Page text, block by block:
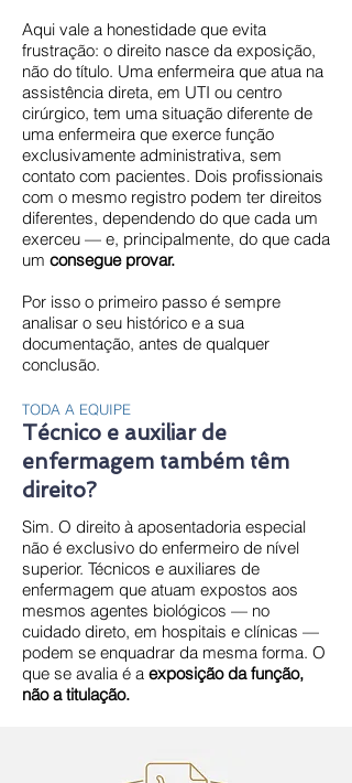
Aqui vale a honestidade que evita
frustração: o direito nasce da exposição,
não do título. Uma enfermeira que atua na
assistência direta, em UTI ou centro
cirúrgico, tem uma situação diferente de
uma enfermeira que exerce função
exclusivamente administrativa, sem
contato com pacientes. Dois profissionais
com o mesmo registro podem ter direitos
diferentes, dependendo do que cada um
exerceu — e, principalmente, do que cada
um consegue provar.
Por isso o primeiro passo é sempre
analisar o seu histórico e a sua
documentação, antes de qualquer
conclusão.
TODA A EQUIPE
Técnico e auxiliar de
enfermagem também têm
direito?
Sim. O direito à aposentadoria especial
não é exclusivo do enfermeiro de nível
superior. Técnicos e auxiliares de
enfermagem que atuam expostos aos
mesmos agentes biológicos — no
cuidado direto, em hospitais e clínicas —
podem se enquadrar da mesma forma. O
que se avalia é a exposição da função,
não a titulação.